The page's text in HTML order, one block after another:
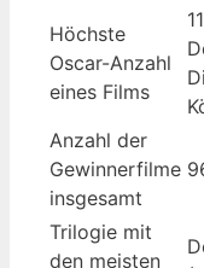
Höchste
Oscar-Anzahl
eines Films
Anzahl der
Gewinnerfilme
insgesamt
Trilogie mit
den meisten